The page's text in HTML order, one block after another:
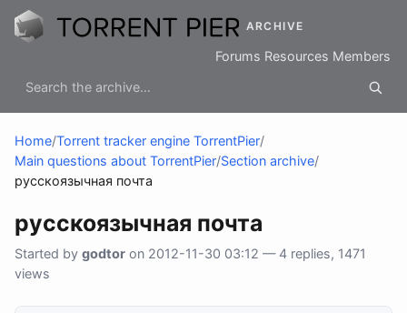
ARCHIVE
Forums Resources Members
Home/Torrent tracker engine TorrentPier/
Main questions about TorrentPier/Section archive/
русскоязычная почта
русскоязычная почта
Started by godtor on 2012-11-30 03:12 — 4 replies, 1471
views